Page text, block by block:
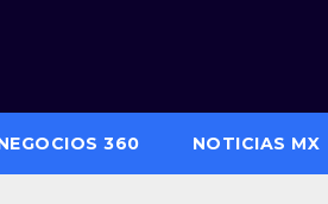
360 NOTICIAS MX